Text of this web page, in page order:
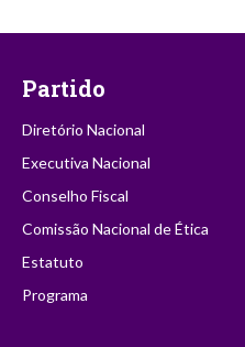
Partido
Diretório Nacional
Executiva Nacional
Conselho Fiscal
Comissão Nacional de Ética
Estatuto
Programa